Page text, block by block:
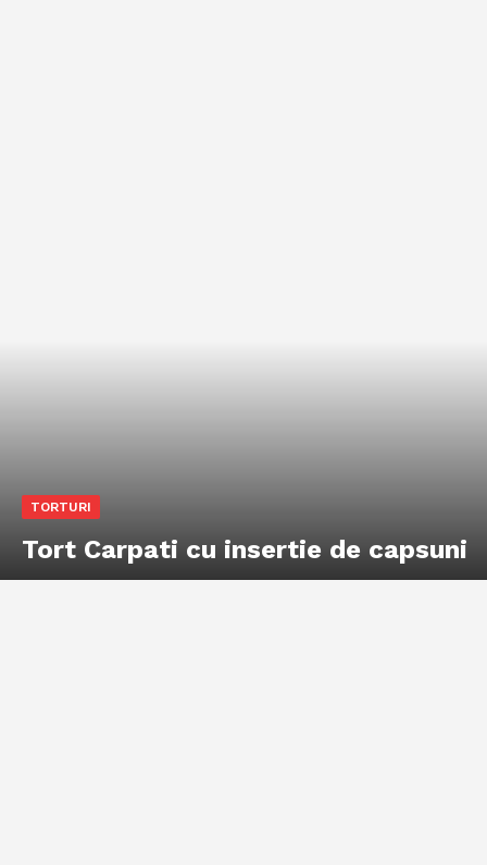
TORTURI
Tort Carpati cu insertie de capsuni